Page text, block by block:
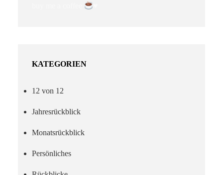
KATEGORIEN
12 von 12
Jahresrückblick
Monatsrückblick
Persönliches